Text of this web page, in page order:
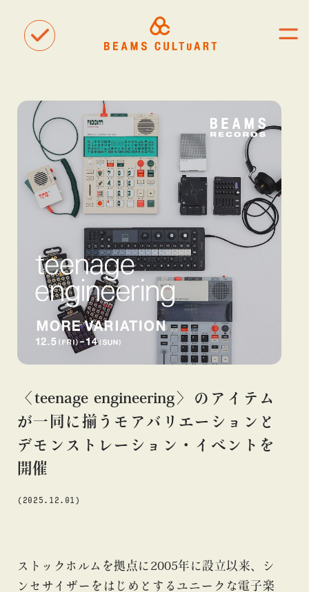
聴
着
観
about
タグ一覧
#ART #BEAMS CULTUART
#BEAMS MANGART
#BEAMS RECORDS
#BEAMS T
#bPrビームス
#Bギャラリー
#TOKYO CULTUART by BEAMS
#Tシャツ
#アート
#アートが生まれるところ
#アートフェア
#アイドル
#アトリエ #アニメ
#エンタメ
#ギャラリー
#グッズ
#デザイン
#ビームス カルチャー ト 高輪
#ビームス ジャパン
#マンガ
#抽選販売
#漫画 #現代アート #絵画
#美術館
#言葉
#連載 #音楽
〈teenage engineering〉のアイテム
が一同に揃うモアバリエーションと
デモンストレーション・イベントを
開催
(2025.12.01)
ストックホルムを拠点に2005年に設立以来、シ
ンセサイザーをはじめとするユニークな電子楽